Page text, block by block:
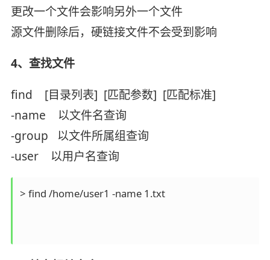
更改一个文件会影响另外一个文件
源文件删除后，硬链接文件不会受到影响
4、查找文件
find [目录列表] [匹配参数] [匹配标准]
-name 以文件名查询
-group 以文件所属组查询
-user 以用户名查询
> find /home/user1 -name 1.txt